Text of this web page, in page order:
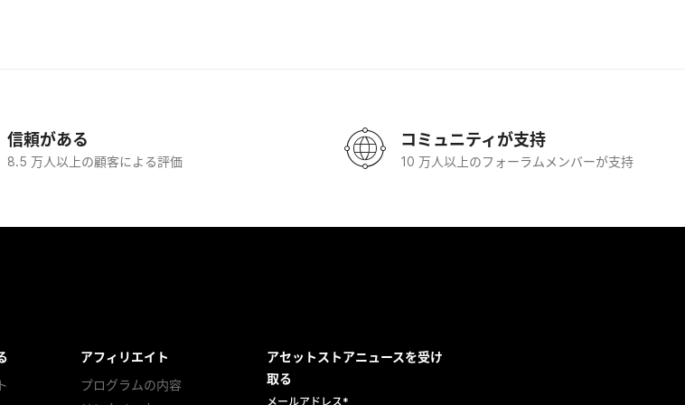
信頼がある
8.5 万人以上の顧客による評価
コミュニティが支持
10 万人以上のフォーラムメンバーが支持
アフィリエイト
プログラムの内容
アセットストアニュースを受け
取る
メールアドレス*